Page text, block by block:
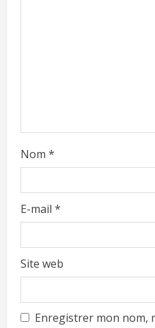
Nom *
E-mail *
Site web
Enregistrer mon nom,